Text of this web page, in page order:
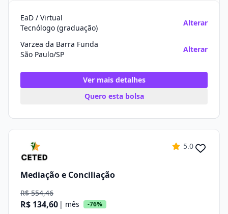
EaD / Virtual
Tecnólogo (graduação)
Alterar
Varzea da Barra Funda
São Paulo/SP
Alterar
Ver mais detalhes
Quero esta bolsa
5.0
Mediação e Conciliação
R$ 554,46
R$ 134,60 | mês -76%